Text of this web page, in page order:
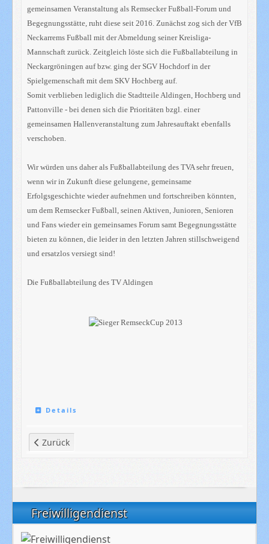
Freiwilligendienst
gemeinsamen Veranstaltung als Remsecker Fußball-Forum und
Begegnungsstätte, ruht diese seit 2016. Zunächst zog sich der VfB
Neckarrems Fußball mit der Abmeldung seiner Kreisliga-
Mannschaft zurück. Zeitgleich löste sich die Fußballabteilung in
Neckargröningen auf bzw. ging der SGV Hochdorf in der
Spielgemenschaft mit dem SKV Hochberg auf.
Somit verblieben lediglich die Stadtteile Aldingen, Hochberg und
Pattonville - bei denen sich die Prioritäten bzgl. einer
gemeinsamen Hallenveranstaltung zum Jahresauftakt ebenfalls
verschoben.
Wir würden uns daher als Fußballabteilung des TVA sehr freuen,
wenn wir in Zukunft diese gelungene, gemeinsame
Erfolgsgeschichte wieder aufnehmen und fortschreiben könnten,
um dem Remsecker Fußball, seinen Aktiven, Junioren, Senioren
und Fans wieder ein gemeinsames Forum samt Begegnungsstätte
bieten zu können, die leider in den letzten Jahren stillschweigend
und ersatzlos versiegt sind!
Die Fußballabteilung des TV Aldingen
Details
Vorheriger Beitrag: 1. Hallen-BetreuerCup des TV
Zurück